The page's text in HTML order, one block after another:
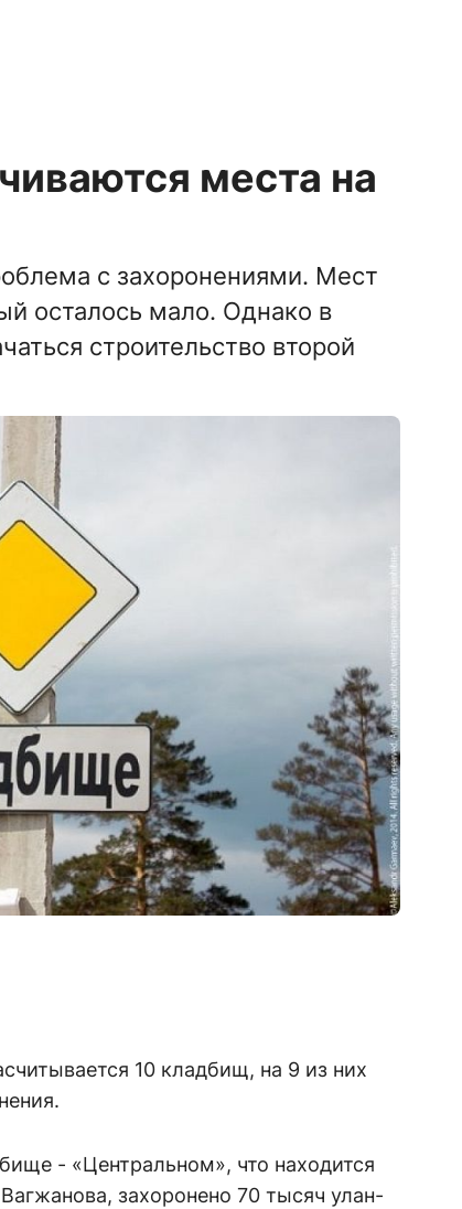
места на
с захоронениями. Мест
осталось мало. Однако в
строительство второй
10 кладбищ, на 9 из них
- «Центральном», что находится
захоронено 70 тысяч улан-